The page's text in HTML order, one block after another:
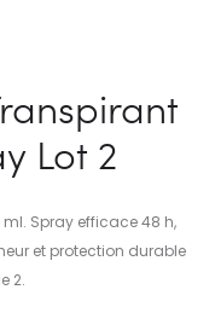
Lot 2
Spray efficace 48 h,
et protection durable
2.